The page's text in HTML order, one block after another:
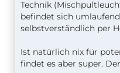
Technik
befindet sich
selbstverständlich per
Ist natürlich nix für
findet es aber super.